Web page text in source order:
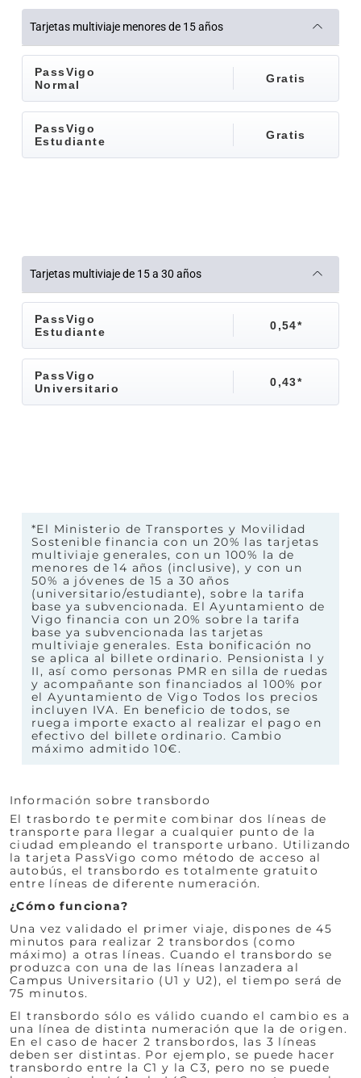
Tarjetas multiviaje menores de 15 años
PassVigo
Normal
Gratis
PassVigo
Estudiante
Gratis
Tarjetas multiviaje de 15 a 30 años
PassVigo
Estudiante
0,54*
PassVigo
Universitario
0,43*
*El Ministerio de Transportes y Movilidad
Sostenible financia con un 20% las tarjetas
multiviaje generales, con un 100% la de
menores de 14 años (inclusive), y con un
50% a jóvenes de 15 a 30 años
(universitario/estudiante), sobre la tarifa
base ya subvencionada. El Ayuntamiento de
Vigo financia con un 20% sobre la tarifa
base ya subvencionada las tarjetas
multiviaje generales. Esta bonificación no
se aplica al billete ordinario. Pensionista I y
II, así como personas PMR en silla de ruedas
y acompañante son financiados al 100% por
el Ayuntamiento de Vigo Todos los precios
incluyen IVA. En beneficio de todos, se
ruega importe exacto al realizar el pago en
efectivo del billete ordinario. Cambio
máximo admitido 10€.
Información sobre transbordo
El trasbordo te permite combinar dos líneas de
transporte para llegar a cualquier punto de la
ciudad empleando el transporte urbano. Utilizando
la tarjeta PassVigo como método de acceso al
autobús, el transbordo es totalmente gratuito
entre líneas de diferente numeración.
¿Cómo funciona?
Una vez validado el primer viaje, dispones de 45
minutos para realizar 2 transbordos (como
máximo) a otras líneas. Cuando el transbordo se
produzca con una de las líneas lanzadera al
Campus Universitario (U1 y U2), el tiempo será de
75 minutos.
El transbordo sólo es válido cuando el cambio es a
una línea de distinta numeración que la de origen.
En el caso de hacer 2 transbordos, las 3 líneas
deben ser distintas. Por ejemplo, se puede hacer
transbordo entre la C1 y la C3, pero no se puede